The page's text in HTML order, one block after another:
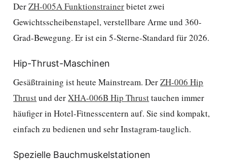
DerZH-005A Funktionstrainerbietet zwei
Gewichtsscheibenstapel, verstellbare Arme und 360-
Grad-Bewegung. Er ist ein 5-Sterne-Standard für 2026.
Hip-Thrust-Maschinen
Gesäßtraining ist heute Mainstream. DerZH-006 Hip
Thrustund derXHA-006B Hip Thrusttauchen immer
häufiger in Hotel-Fitnesscentern auf. Sie sind kompakt,
einfach zu bedienen und sehr Instagram-tauglich.
Spezielle Bauchmuskelstationen